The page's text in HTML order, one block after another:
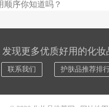
顺序你知道吗？
发现更多优质好用的化妆
联系我们 护肤品推荐排